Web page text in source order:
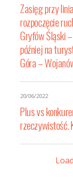
Zasięg przy
rozpoczęcie
Gryfów Śląski
później na
Góra –
20/06/2022
Plus vs
rzeczywistość.